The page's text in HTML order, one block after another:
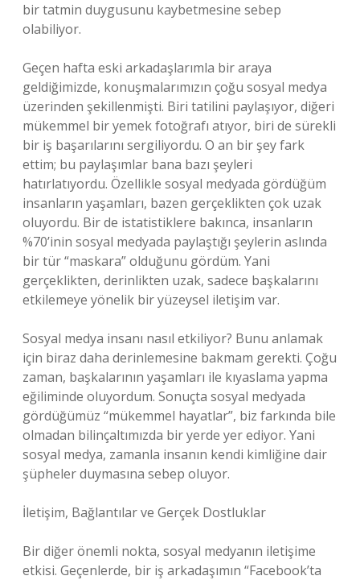
bir tatmin duygusunu kaybetmesine sebep
olabiliyor.
Geçen hafta eski arkadaşlarımla bir araya
geldiğimizde, konuşmalarımızın çoğu sosyal medya
üzerinden şekillenmişti. Biri tatilini paylaşıyor, diğeri
mükemmel bir yemek fotoğrafı atıyor, biri de sürekli
bir iş başarılarını sergiliyordu. O an bir şey fark
ettim; bu paylaşımlar bana bazı şeyleri
hatırlatıyordu. Özellikle sosyal medyada gördüğüm
insanların yaşamları, bazen gerçeklikten çok uzak
oluyordu. Bir de istatistiklere bakınca, insanların
%70’inin sosyal medyada paylaştığı şeylerin aslında
bir tür “maskara” olduğunu gördüm. Yani
gerçeklikten, derinlikten uzak, sadece başkalarını
etkilemeye yönelik bir yüzeysel iletişim var.
Sosyal medya insanı nasıl etkiliyor? Bunu anlamak
için biraz daha derinlemesine bakmam gerekti. Çoğu
zaman, başkalarının yaşamları ile kıyaslama yapma
eğiliminde oluyordum. Sonuçta sosyal medyada
gördüğümüz “mükemmel hayatlar”, biz farkında bile
olmadan bilinçaltımızda bir yerde yer ediyor. Yani
sosyal medya, zamanla insanın kendi kimliğine dair
şüpheler duymasına sebep oluyor.
İletişim, Bağlantılar ve Gerçek Dostluklar
Bir diğer önemli nokta, sosyal medyanın iletişime
etkisi. Geçenlerde, bir iş arkadaşımın “Facebook’ta